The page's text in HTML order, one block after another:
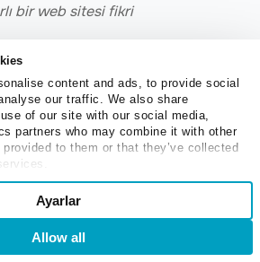
content and ads, to provide social
our traffic. We also share
of our site with our social media,
partners who may combine it with other
provided to them or that they’ve collected
Ayarlar
Allow all
bir web sitesi fikri
varsa, sadece Etsy gibi
kalmak yerine kendi web sitenizi
Bu, markanız ve mağazanız
olmanızı sağlar ve el
kısıtlamaları veya ilişkili ücretler
olanak tanır.
el yapımı ürünlerinizi doğrudan